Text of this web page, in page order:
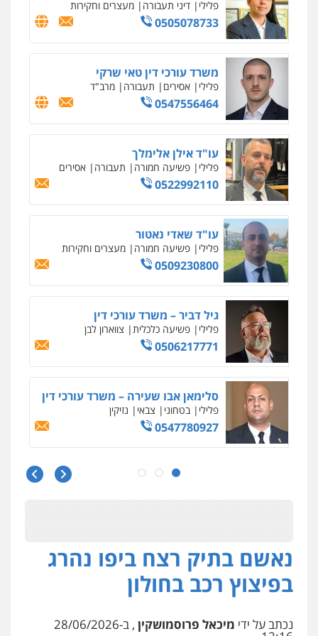
0547780927
פלילי פשע חמור תעבורה צבא
וחקירות
0542255161
פלילי פשיעה חמורה
וחקירות
0544723840
פלילי עורכי דין לענייני אסירים
סמים רכוש
0548009246
עדי כרמלי – חברת עו"ד
פלילי כלכלי עורכי דין לענייני אסירים
0525060666
גיא זהבי משרד עורכי דין
פלילי משפחה
503456449
מעצרים וחקירות עורכי דין לענייני
פלילי מעצרים וחקירות פשיעה חמורה
נוער רישום פלילי
0522763105
עו"ד שלומי שרון
נאשם בתיק רצח ביפו נהרג
בפיצוץ רכב בחולון
נכתב על ידי מיכאל פרוסמושקין , ב-28/06/2026